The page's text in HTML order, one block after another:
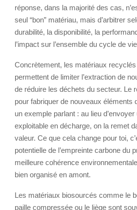
réponse, dans la majorité des cas,
seul “bon” matériau, mais d’arbitrer
durabilité, la disponibilité, la
l’impact sur l’ensemble du cycle de
Concrètement, les matériaux
permettent de limiter l’extraction de
de réduire les déchets du secteur. Le
pour fabriquer de nouveaux éléments
un exemple parlant : au lieu
exploitable en décharge, on la remet
valeur. Ce que cela change pour toi,
potentielle de l’empreinte carbone du
meilleure cohérence
bien organisé en amont.
Les matériaux biosourcés comme le
paille compressée ou le liège sont